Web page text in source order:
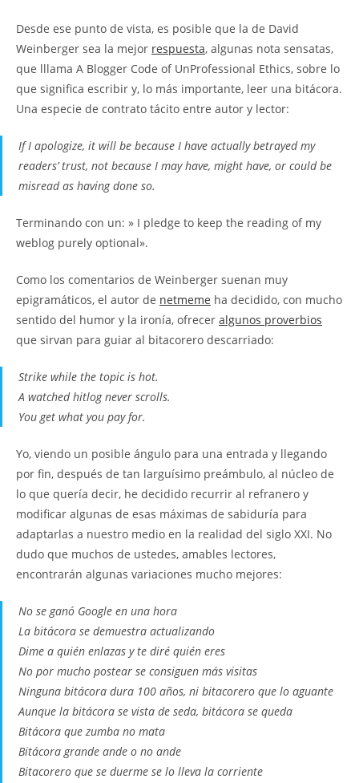
Desde ese punto de vista, es posible que la de David
Weinberger sea la mejor respuesta, algunas nota sensatas,
que lllama A Blogger Code of UnProfessional Ethics, sobre lo
que significa escribir y, lo más importante, leer una bitácora.
Una especie de contrato tácito entre autor y lector:
If I apologize, it will be because I have actually betrayed my
readers’ trust, not because I may have, might have, or could be
misread as having done so.
Terminando con un: » I pledge to keep the reading of my
weblog purely optional».
Como los comentarios de Weinberger suenan muy
epigramáticos, el autor de netmeme ha decidido, con mucho
sentido del humor y la ironía, ofrecer algunos proverbios
que sirvan para guiar al bitacorero descarriado:
Strike while the topic is hot.
A watched hitlog never scrolls.
You get what you pay for.
Yo, viendo un posible ángulo para una entrada y llegando
por fin, después de tan larguísimo preámbulo, al núcleo de
lo que quería decir, he decidido recurrir al refranero y
modificar algunas de esas máximas de sabiduría para
adaptarlas a nuestro medio en la realidad del siglo XXI. No
dudo que muchos de ustedes, amables lectores,
encontrarán algunas variaciones mucho mejores:
No se ganó Google en una hora
La bitácora se demuestra actualizando
Dime a quién enlazas y te diré quién eres
No por mucho postear se consiguen más visitas
Ninguna bitácora dura 100 años, ni bitacorero que lo aguante
Aunque la bitácora se vista de seda, bitácora se queda
Bitácora que zumba no mata
Bitácora grande ande o no ande
Bitacorero que se duerme se lo lleva la corriente